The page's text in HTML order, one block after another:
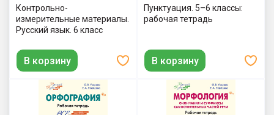
Контрольно-
измерительные материалы.
Русский язык. 6 класс
В корзину
Пунктуация. 5–6 классы:
рабочая тетрадь
В корзину